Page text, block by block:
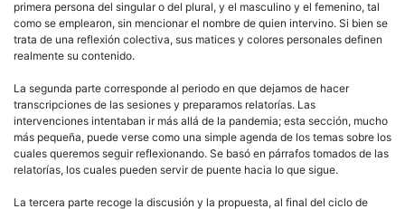
primera persona del singular o del plural, y el masculino y el femenino, tal
como se emplearon, sin mencionar el nombre de quien intervino. Si bien se
trata de una reflexión colectiva, sus matices y colores personales definen
realmente su contenido.
La segunda parte corresponde al periodo en que dejamos de hacer
transcripciones de las sesiones y preparamos relatorías. Las
intervenciones intentaban ir más allá de la pandemia; esta sección, mucho
más pequeña, puede verse como una simple agenda de los temas sobre los
cuales queremos seguir reflexionando. Se basó en párrafos tomados de las
relatorías, los cuales pueden servir de puente hacia lo que sigue.
La tercera parte recoge la discusión y la propuesta, al final del ciclo de